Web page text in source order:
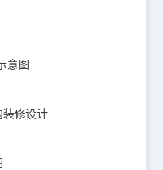
意图
装修设计